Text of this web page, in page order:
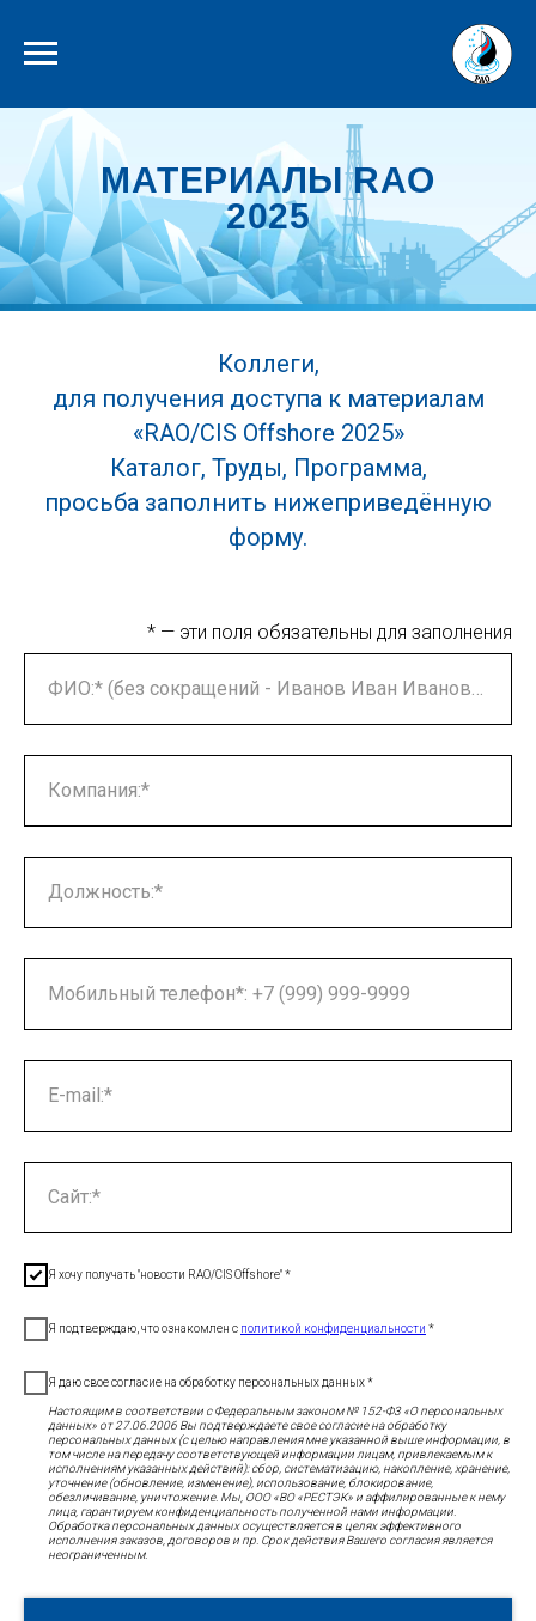
МАТЕРИАЛЫ RAO
2025
Коллеги,
для получения доступа к материалам
«RAO/CIS Offshore 2025»
Каталог, Труды, Программа,
просьба заполнить нижеприведённую
форму.
* — эти поля обязательны для заполнения
ФИО:* (без сокращений - Иванов Иван Иванович)
Компания:*
Должность:*
Мобильный телефон*: +7 (999) 999-9999
E-mail:*
Сайт:*
Я хочу получать "новости RAO/CIS Offshore" *
Я подтверждаю, что ознакомлен с политикой конфиденциальности *
Я даю свое согласие на обработку персональных данных *
Настоящим в соответствии с Федеральным законом № 152-Ф3 «О персональных
данных» от 27.06.2006 Вы подтверждаете свое согласие на обработку
персональных данных (с целью направления мне указанной выше информации, в
том числе на передачу соответствующей информации лицам, привлекаемым к
исполнениям указанных действий): сбор, систематизацию, накопление, хранение,
уточнение (обновление, изменение), использование, блокирование,
обезличивание, уничтожение. Мы, ООО «ВО «РЕСТЭК» и аффилированные к нему
лица, гарантируем конфиденциальность полученной нами информации.
Обработка персональных данных осуществляется в целях эффективного
исполнения заказов, договоров и пр. Срок действия Вашего согласия является
неограниченным.